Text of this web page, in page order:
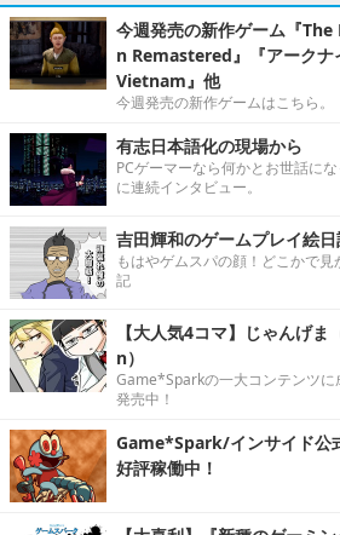
今週発売の新作ゲーム『
n Remastered』『アーク
Vietnam』他
今週発売の新作ゲームはこちら。
有志日本語化の現場から
PCゲーマーなら何かとお世話に
に連続インタビュー。
吉田輝和のゲームプレイ絵
もはやゲムスパの顔！どこかで
記
【大人気4コマ】じゃんげ
n）
Game*Sparkの一大コンテンツ
発売中！
Game*Spark/インサイド公
好評稼働中！